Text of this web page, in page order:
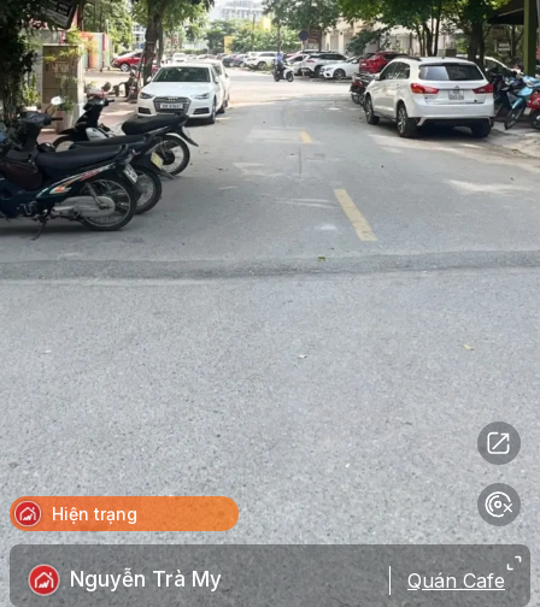
Hiện trạng
Nguyễn Trà My Quán Cafe